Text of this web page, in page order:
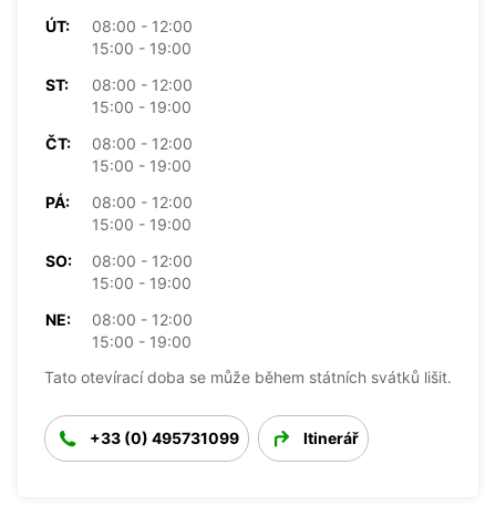
ÚT:
08:00 - 12:00
15:00 - 19:00
ST:
08:00 - 12:00
15:00 - 19:00
ČT:
08:00 - 12:00
15:00 - 19:00
PÁ:
08:00 - 12:00
15:00 - 19:00
SO:
08:00 - 12:00
15:00 - 19:00
NE:
08:00 - 12:00
15:00 - 19:00
Tato otevírací doba se může během státních svátků lišit.
+33 (0) 495731099 Itinerář